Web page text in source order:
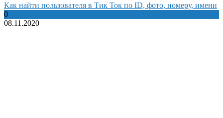
Как найти пользователя в Тик Ток по ID, фото, номеру, имени
0
08.11.2020